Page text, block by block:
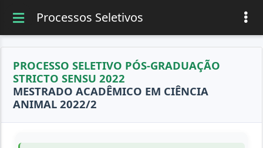
Processos Seletivos
PROCESSO SELETIVO PÓS-GRADUAÇÃO
STRICTO SENSU 2022
MESTRADO ACADÊMICO EM CIÊNCIA
ANIMAL 2022/2